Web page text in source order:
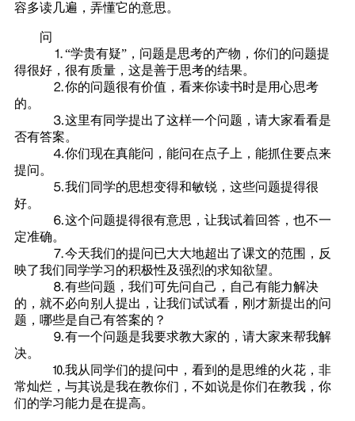
容多读几遍，弄懂它的意思。
问
⒈“学贵有疑”，问题是思考的产物，你们的问题提
得很好，很有质量，这是善于思考的结果。
⒉你的问题很有价值，看来你读书时是用心思考
的。
⒊这里有同学提出了这样一个问题，请大家看看是
否有答案。
⒋你们现在真能问，能问在点子上，能抓住要点来
提问。
⒌我们同学的思想变得和敏锐，这些问题提得很
好。
⒍这个问题提得很有意思，让我试着回答，也不一
定准确。
⒎今天我们的提问已大大地超出了课文的范围，反
映了我们同学学习的积极性及强烈的求知欲望。
⒏有些问题，我们可先问自己，自己有能力解决
的，就不必向别人提出，让我们试试看，刚才新提出的问
题，哪些是自己有答案的？
⒐有一个问题是我要求教大家的，请大家来帮我解
决。
⒑我从同学们的提问中，看到的是思维的火花，非
常灿烂，与其说是我在教你们，不如说是你们在教我，你
们的学习能力是在提高。